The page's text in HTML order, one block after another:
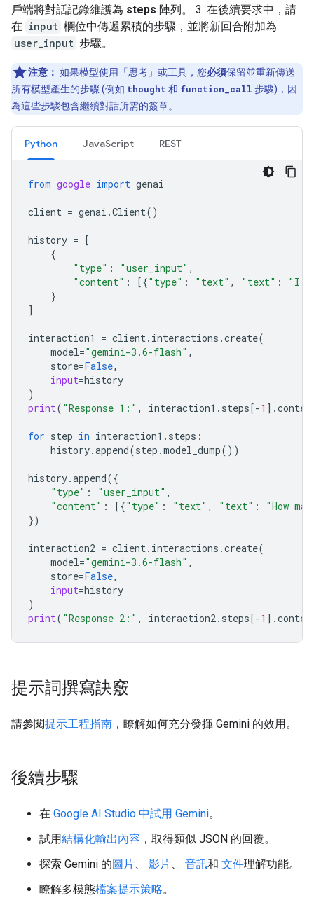
戶端將對話記錄維護為 steps 陣列。 3. 在後續要求中，請
在 input 欄位中傳遞累積的步驟，並將新回合附加為
user_input 步驟。
注意： 如果模型使用「思考」或工具，您必須保留並重新傳送
所有模型產生的步驟 (例如 thought 和 function_call 步驟)，因
為這些步驟包含繼續對話所需的簽章。
Python JavaScript REST
from google import genai
client = genai .Client()
history = [
{
"type" : "user_input" ,
"content" : [{"type" : "text" , "text" :
"I
}
]
interaction1 = client. interactions .create(
model="gemini-3.6-flash" ,
store=False,
input=history
)
print( "Response 1:" , interaction1 . steps[-1 ] .
for step in interaction1 . steps :
history.append(step .model_dump())
history.append({
"type" : "user_input" ,
"content" : [{"type" : "text" , "text" :
"How
})
interaction2 = client. interactions .create(
model="gemini-3.6-flash" ,
store=False,
input=history
)
print( "Response 2:" , interaction2. steps[-1 ] .
提示詞撰寫訣竅
請參閱提示工程指南 ，瞭解如何充分發揮 Gemini 的效用。
後續步驟
在 Google AI Studio 中試用 Gemini。
試用結構化輸出內容 ，取得類似 JSON 的回覆。
探索 Gemini 的圖片、 影片、 音訊和 文件理解功能。
瞭解多模態檔案提示策略。